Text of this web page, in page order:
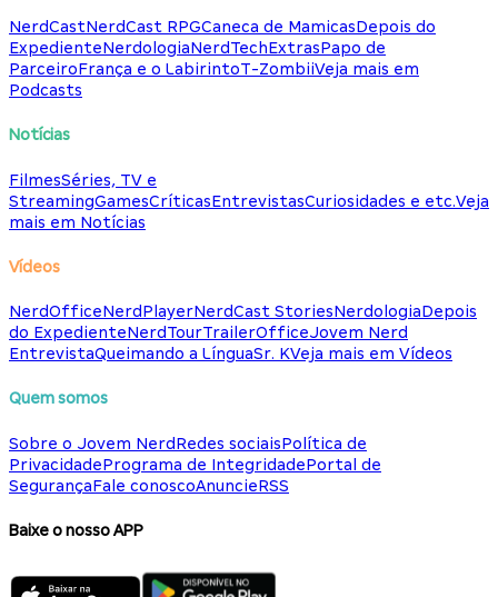
NerdCastNerdCast RPGCaneca de MamicasDepois do
ExpedienteNerdologiaNerdTechExtrasPapo de
ParceiroFrança e o LabirintoT-ZombiiVeja mais em
Podcasts
Notícias
FilmesSéries, TV e
StreamingGamesCríticasEntrevistasCuriosidades e etc.Veja
mais em Notícias
Vídeos
NerdOfficeNerdPlayerNerdCast StoriesNerdologiaDepois
do ExpedienteNerdTourTrailerOfficeJovem Nerd
EntrevistaQueimando a LínguaSr. KVeja mais em Vídeos
Quem somos
Sobre o Jovem NerdRedes sociaisPolítica de
PrivacidadePrograma de IntegridadePortal de
SegurançaFale conoscoAnuncieRSS
Baixe o nosso APP